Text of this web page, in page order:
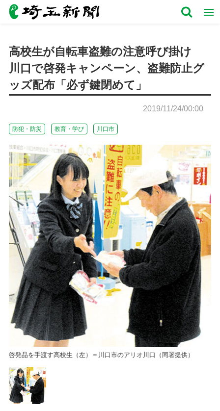
高校生が自転車盗難の注意呼び掛け
川口で啓発キャンペーン、盗難防止グ
ッズ配布「必ず鍵閉めて」
2019/11/24/00:00
防犯・防災 教育・学び 川口市
啓発品を手渡す高校生（左）＝川口市のアリオ川口（同署提供）